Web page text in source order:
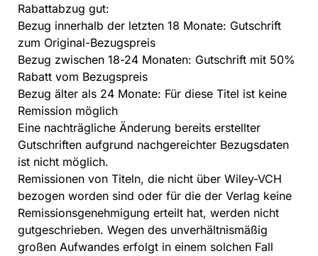
Rabattabzug gut:
Bezug innerhalb der letzten 18 Monate: Gutschrift
zum Original-Bezugspreis
Bezug zwischen 18-24 Monaten: Gutschrift mit 50%
Rabatt vom Bezugspreis
Bezug älter als 24 Monate: Für diese Titel ist keine
Remission möglich
Eine nachträgliche Änderung bereits erstellter
Gutschriften aufgrund nachgereichter Bezugsdaten
ist nicht möglich.
Remissionen von Titeln, die nicht über Wiley-VCH
bezogen worden sind oder für die der Verlag keine
Remissionsgenehmigung erteilt hat, werden nicht
gutgeschrieben. Wegen des unverhältnismäßig
großen Aufwandes erfolgt in einem solchen Fall